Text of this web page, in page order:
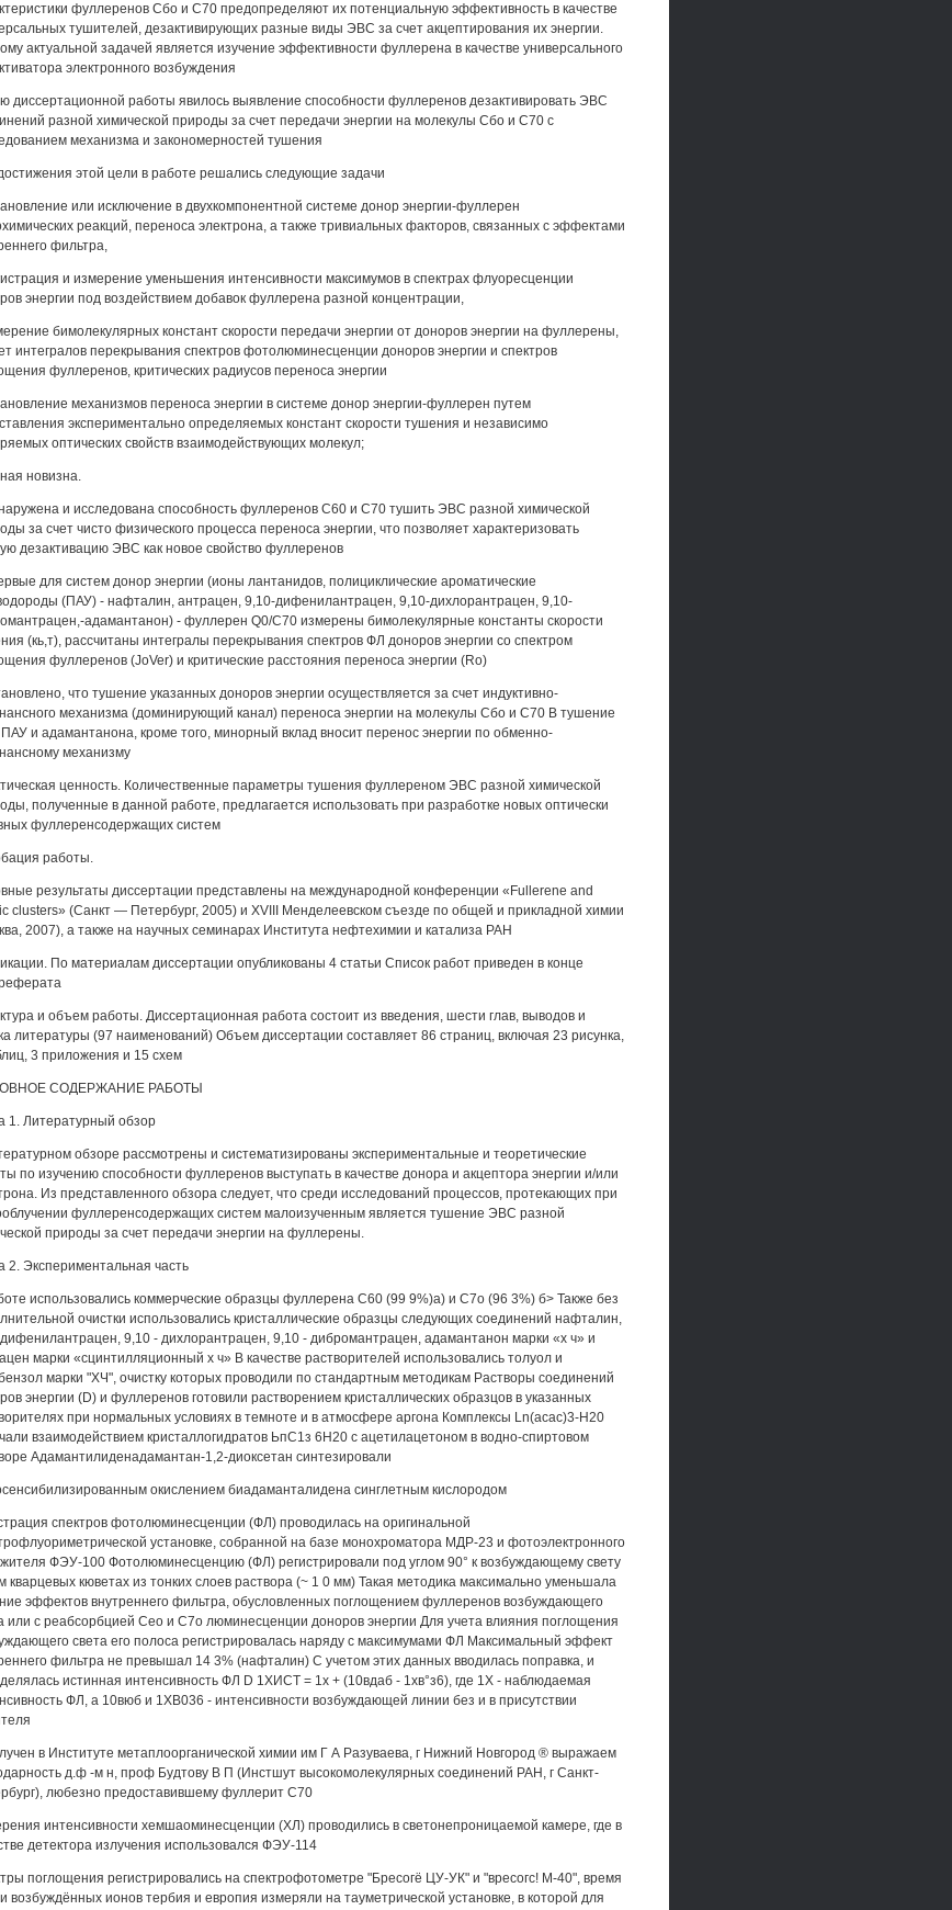
фуллеренов Сбо и С70 предопределяют их потенциальную эффективность в качестве
тушителей, дезактивирующих разные виды ЭВС за счет акцептирования их энергии.
актуальной задачей является изучение эффективности фуллерена в качестве универсального
электронного возбуждения
диссертационной работы явилось выявление способности фуллеренов дезактивировать ЭВС
разной химической природы за счет передачи энергии на молекулы Сбо и С70 с
механизма и закономерностей тушения
этой цели в работе решались следующие задачи
или исключение в двухкомпонентной системе донор энергии-фуллерен
реакций, переноса электрона, а также тривиальных факторов, связанных с эффектами
фильтра,
и измерение уменьшения интенсивности максимумов в спектрах флуоресценции
энергии под воздействием добавок фуллерена разной концентрации,
бимолекулярных констант скорости передачи энергии от доноров энергии на фуллерены,
интегралов перекрывания спектров фотолюминесценции доноров энергии и спектров
фуллеренов, критических радиусов переноса энергии
механизмов переноса энергии в системе донор энергии-фуллерен путем
экспериментально определяемых констант скорости тушения и независимо
оптических свойств взаимодействующих молекул;
новизна.
и исследована способность фуллеренов С60 и С70 тушить ЭВС разной химической
за счет чисто физического процесса переноса энергии, что позволяет характеризовать
дезактивацию ЭВС как новое свойство фуллеренов
для систем донор энергии (ионы лантанидов, полициклические ароматические
(ПАУ) - нафталин, антрацен, 9,10-дифенилантрацен, 9,10-дихлорантрацен, 9,10-
адамантанон) - фуллерен Q0/C70 измерены бимолекулярные константы скорости
(кь,т), рассчитаны интегралы перекрывания спектров ФЛ доноров энергии со спектром
фуллеренов (JoVer) и критические расстояния переноса энергии (Ro)
что тушение указанных доноров энергии осуществляется за счет индуктивно-
механизма (доминирующий канал) переноса энергии на молекулы Сбо и С70 В тушение
и адамантанона, кроме того, минорный вклад вносит перенос энергии по обменно-
механизму
ценность. Количественные параметры тушения фуллереном ЭВС разной химической
полученные в данной работе, предлагается использовать при разработке новых оптически
фуллеренсодержащих систем
работы.
результаты диссертации представлены на международной конференции «Fullerene and
clusters» (Санкт — Петербург, 2005) и XVIII Менделеевском съезде по общей и прикладной химии
2007), а также на научных семинарах Института нефтехимии и катализа РАН
По материалам диссертации опубликованы 4 статьи Список работ приведен в конце
и объем работы. Диссертационная работа состоит из введения, шести глав, выводов и
литературы (97 наименований) Объем диссертации составляет 86 страниц, включая 23 рисунка,
3 приложения и 15 схем
СОДЕРЖАНИЕ РАБОТЫ
1. Литературный обзор
обзоре рассмотрены и систематизированы экспериментальные и теоретические
по изучению способности фуллеренов выступать в качестве донора и акцептора энергии и/или
Из представленного обзора следует, что среди исследований процессов, протекающих при
фуллеренсодержащих систем малоизученным является тушение ЭВС разной
природы за счет передачи энергии на фуллерены.
2. Экспериментальная часть
использовались коммерческие образцы фуллерена С60 (99 9%)а) и С7о (96 3%) б> Также без
очистки использовались кристаллические образцы следующих соединений нафталин,
9,10 - дихлорантрацен, 9,10 - дибромантрацен, адамантанон марки «х ч» и
марки «сцинтилляционный х ч» В качестве растворителей использовались толуол и
марки "ХЧ", очистку которых проводили по стандартным методикам Растворы соединений
энергии (D) и фуллеренов готовили растворением кристаллических образцов в указанных
при нормальных условиях в темноте и в атмосфере аргона Комплексы Ln(acac)3-H20
взаимодействием кристаллогидратов ЬпС1з 6Н20 с ацетилацетоном в водно-спиртовом
Адамантилиденадамантан-1,2-диоксетан синтезировали
окислением биадаманталидена синглетным кислородом
спектров фотолюминесценции (ФЛ) проводилась на оригинальной
установке, собранной на базе монохроматора МДР-23 и фотоэлектронного
ФЭУ-100 Фотолюминесценцию (ФЛ) регистрировали под углом 90° к возбуждающему свету
кварцевых кюветах из тонких слоев раствора (~ 1 0 мм) Такая методика максимально уменьшала
эффектов внутреннего фильтра, обусловленных поглощением фуллеренов возбуждающего
или с реабсорбцией Ceo и С7о люминесценции доноров энергии Для учета влияния поглощения
света его полоса регистрировалась наряду с максимумами ФЛ Максимальный эффект
фильтра не превышал 14 3% (нафталин) С учетом этих данных вводилась поправка, и
истинная интенсивность ФЛ D 1ХИСТ = 1х + (10вдаб - 1хв°з6), где 1Х - наблюдаемая
ФЛ, а 10вюб и 1ХВ036 - интенсивности возбуждающей линии без и в присутствии
в Институте метаплоорганической химии им Г А Разуваева, г Нижний Новгород ® выражаем
д.ф -м н, проф Будтову В П (Инстшут высокомолекулярных соединений РАН, г Санкт-
любезно предоставившему фуллерит С70
интенсивности хемшаоминесценции (ХЛ) проводились в светонепроницаемой камере, где в
детектора излучения использовался ФЭУ-114
поглощения регистрировались на спектрофотометре "Бресогё ЦУ-УК" и "вресогс! М-40", время
возбуждённых ионов тербия и европия измеряли на тауметрической установке, в которой для